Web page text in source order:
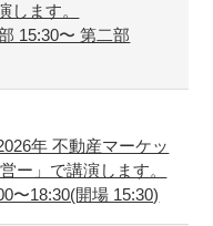
します。
15:30〜 第二部
年 不動産マーケッ
ー」で講演します。
18:30(開場 15:30)